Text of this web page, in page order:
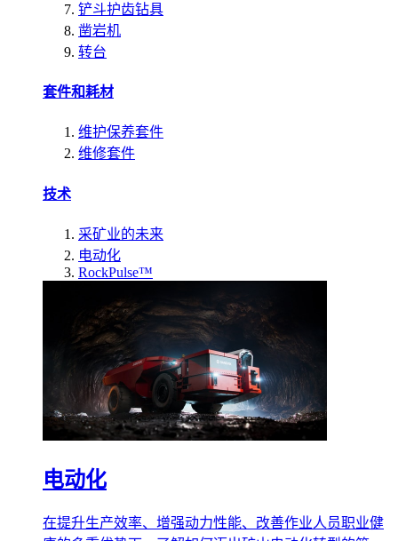
铲斗护齿钻具
凿岩机
转台
套件和耗材
维护保养套件
维修套件
技术
采矿业的未来
电动化
RockPulse™
电动化
在提升生产效率、增强动力性能、改善作业人员职业健